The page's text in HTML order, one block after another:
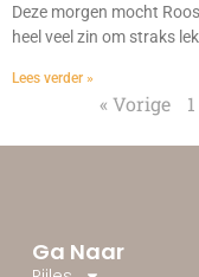
Deze morgen mocht
heel veel zin om straks
Lees verder »
« Vorige 1
Ga Naar